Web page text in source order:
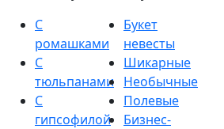
С
ромашками
С
тюльпанами
С
гипсофилой
Букет
невесты
Шикарные
Необычные
Полевые
Бизнес-